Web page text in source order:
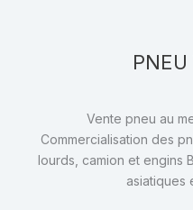
Vente pneu au
Commercialisation des
lourds, camion et engins
asiatiques